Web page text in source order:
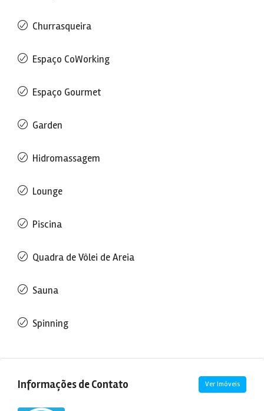
Churrasqueira
Espaço CoWorking
Espaço Gourmet
Garden
Hidromassagem
Lounge
Piscina
Quadra de Vôlei de Areia
Sauna
Spinning
Informações de Contato Ver Imóveis